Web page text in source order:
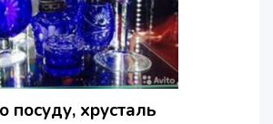
хрусталь